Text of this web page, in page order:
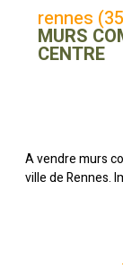
rennes
MURS
CENTRE
A vendre murs
ville de Rennes.